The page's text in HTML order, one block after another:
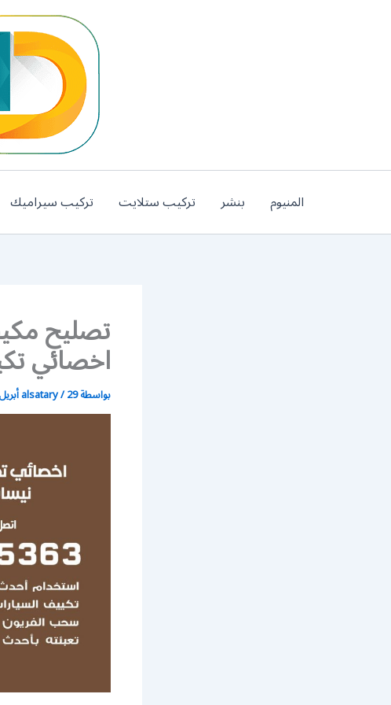
المنيوم بنشر تركيب ستلايت تركيب سيراميك
اخصائي
بواسطة alsatary/29 أبريل، 2020